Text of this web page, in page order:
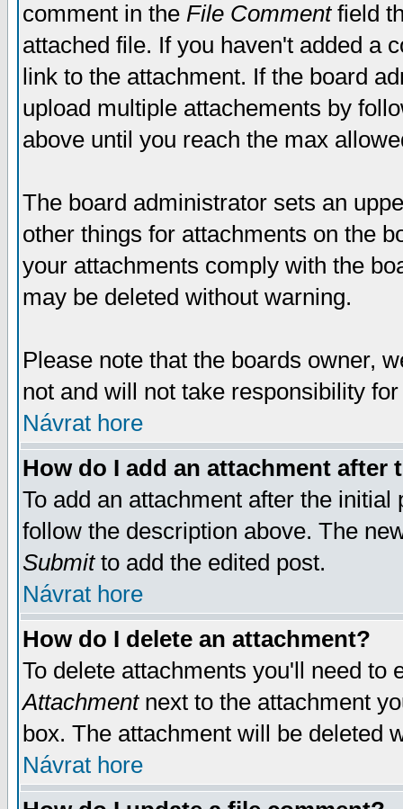
comment in the File Commentfield
attached file. If you haven't added a
link to the attachment. If the board
upload multiple attachements by
above until you reach the max
The board administrator sets an
other things for attachments on the
your attachments comply with the
may be deleted without warning.
Please note that the boards owner,
not and will not take responsibility
Návrat hore
How do I add an attachment after
To add an attachment after the
follow the description above. The
Submitto add the edited post.
Návrat hore
How do I delete an attachment?
To delete attachments you'll need
Attachmentnext to the attachment
box. The attachment will be deleted
Návrat hore